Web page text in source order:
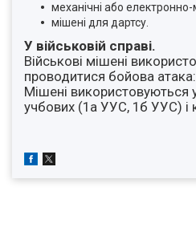
механічні або
мішені для дартсу.
У військовій справі.
Військові мішені
проводитися бойова атака:
Мішені використовуються
учбових (1а УУС, 1б УУС) і